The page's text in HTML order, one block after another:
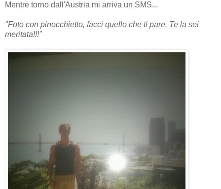
Mentre torno dall'Austria mi arriva un SMS...
"Foto con pinocchietto, facci quello che ti pare. Te la sei
meritata!!!"